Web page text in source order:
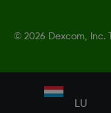
© 2026 Dexcom, Inc.
LU